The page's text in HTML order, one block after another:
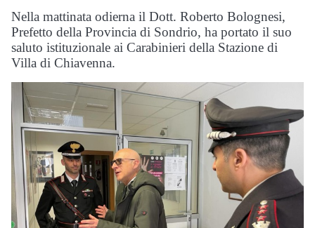
Nella mattinata odierna il Dott. Roberto Bolognesi,
Prefetto della Provincia di Sondrio, ha portato il suo
saluto istituzionale ai Carabinieri della Stazione di
Villa di Chiavenna.